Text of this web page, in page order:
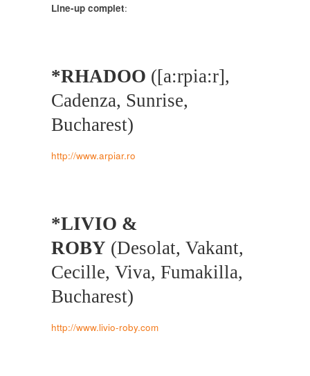
Line-up complet:
*RHADOO ([a:rpia:r],
Cadenza, Sunrise,
Bucharest)
http://www.arpiar.ro
*LIVIO &
ROBY (Desolat, Vakant,
Cecille, Viva, Fumakilla,
Bucharest)
http://www.livio-roby.com